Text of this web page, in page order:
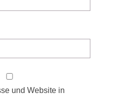
und Website in